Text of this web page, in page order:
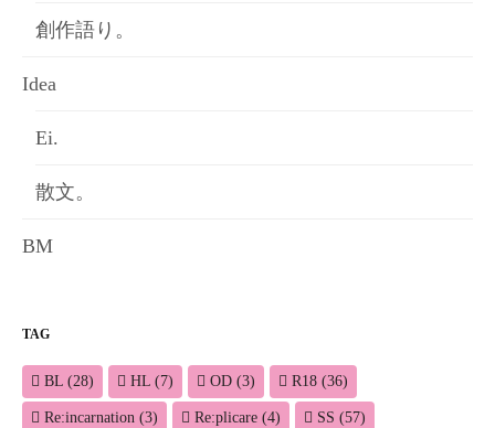
創作語り。
Idea
Ei.
散文。
BM
TAG
BL (28) HL (7) OD (3) R18 (36)
Re:incarnation (3) Re:plicare (4) SS (57)